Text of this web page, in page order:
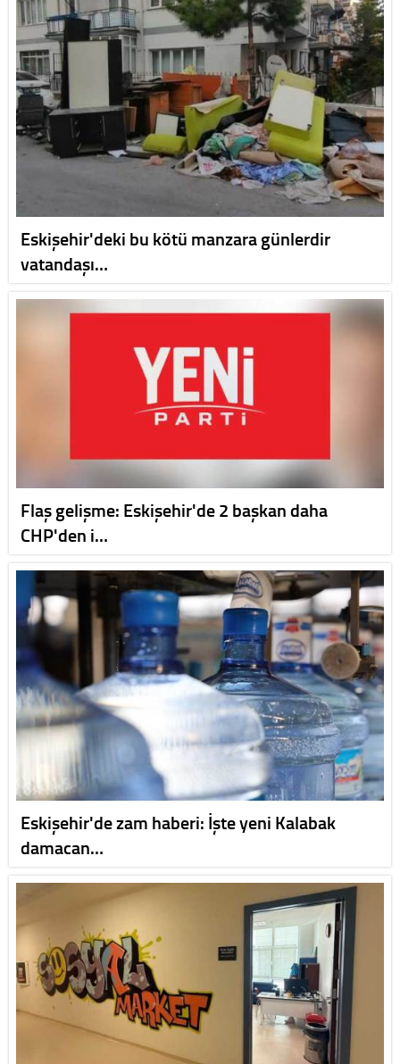
Eskişehir'deki bu kötü manzara günlerdir
vatandaşı…
Flaş gelişme: Eskişehir'de 2 başkan daha
CHP'den i…
Eskişehir'de zam haberi: İşte yeni Kalabak
damacan…